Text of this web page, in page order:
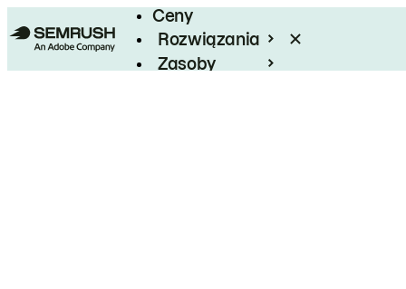
Ceny
Rozwiązania
Zasoby